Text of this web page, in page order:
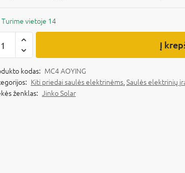
Turime vietoje 14
Į
kodas: MC4 AOYING
Kiti priedai saulės elektrinėms,Saulės elektrinių
ženklas: Jinko Solar